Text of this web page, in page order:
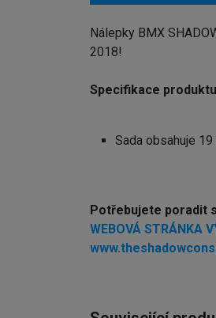
Nálepky BMX
2018!
Specifikace
Sada obsahuje
Potřebujete poradit
WEBOVÁ STRÁNKA